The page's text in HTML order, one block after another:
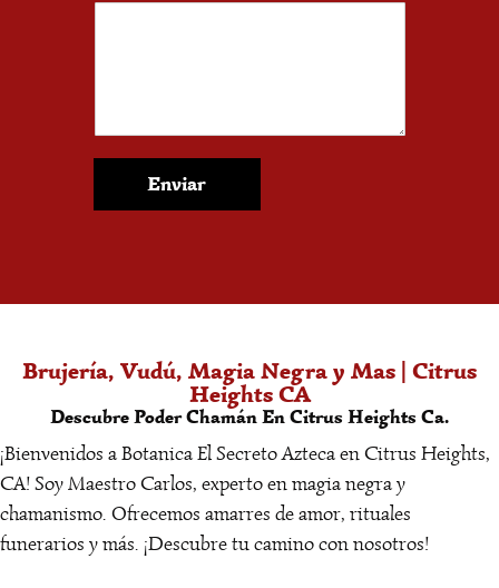
Enviar
Brujería, Vudú, Magia Negra y Mas | Citrus
Heights CA
Descubre Poder Chamán En Citrus Heights Ca.
¡Bienvenidos a Botanica El Secreto Azteca en Citrus Heights,
CA! Soy Maestro Carlos, experto en magia negra y
chamanismo. Ofrecemos amarres de amor, rituales
funerarios y más. ¡Descubre tu camino con nosotros!